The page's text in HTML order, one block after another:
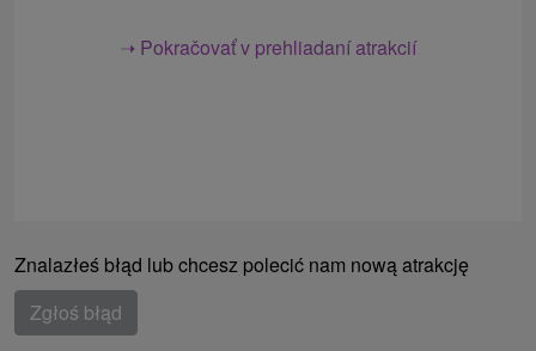
➝ Pokračovať v prehliadaní atrakcií
Znalazłeś błąd lub chcesz polecić nam nową atrakcję
Zgłoś błąd